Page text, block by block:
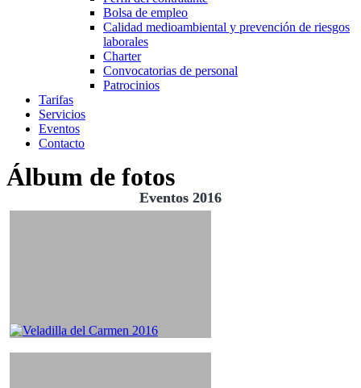
Bolsa de empleo
Calidad medioambiental y prevención de riesgos
laborales
Charter
Convocatorias de personal
Patrocinios
Tarifas
Servicios
Eventos
Contacto
Álbum de fotos
Eventos 2016